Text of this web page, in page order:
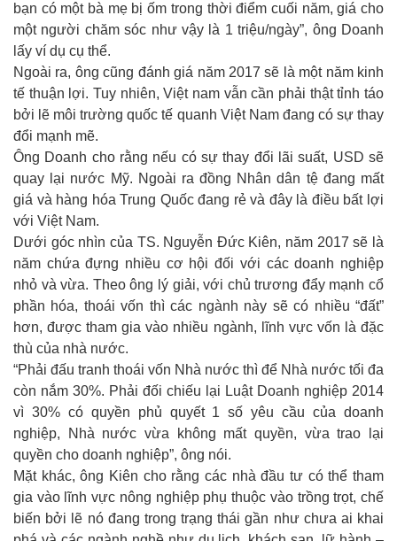
bạn có một bà mẹ bị ốm trong thời điểm cuối năm, giá cho
một người chăm sóc như vậy là 1 triệu/ngày”, ông Doanh
lấy ví dụ cụ thể.
Ngoài ra, ông cũng đánh giá năm 2017 sẽ là một năm kinh
tế thuận lợi. Tuy nhiên, Việt nam vẫn cần phải thật tỉnh táo
bởi lẽ môi trường quốc tế quanh Việt Nam đang có sự thay
đổi mạnh mẽ.
Ông Doanh cho rằng nếu có sự thay đổi lãi suất, USD sẽ
quay lại nước Mỹ. Ngoài ra đồng Nhân dân tệ đang mất
giá và hàng hóa Trung Quốc đang rẻ và đây là điều bất lợi
với Việt Nam.
Dưới góc nhìn của TS. Nguyễn Đức Kiên, năm 2017 sẽ là
năm chứa đựng nhiều cơ hội đối với các doanh nghiệp
nhỏ và vừa. Theo ông lý giải, với chủ trương đẩy mạnh cổ
phần hóa, thoái vốn thì các ngành này sẽ có nhiều “đất”
hơn, được tham gia vào nhiều ngành, lĩnh vực vốn là đặc
thù của nhà nước.
“Phải đấu tranh thoái vốn Nhà nước thì để Nhà nước tối đa
còn nắm 30%. Phải đối chiếu lại Luật Doanh nghiệp 2014
vì 30% có quyền phủ quyết 1 số yêu cầu của doanh
nghiệp, Nhà nước vừa không mất quyền, vừa trao lại
quyền cho doanh nghiệp”, ông nói.
Mặt khác, ông Kiên cho rằng các nhà đầu tư có thể tham
gia vào lĩnh vực nông nghiệp phụ thuộc vào trồng trọt, chế
biến bởi lẽ nó đang trong trạng thái gần như chưa ai khai